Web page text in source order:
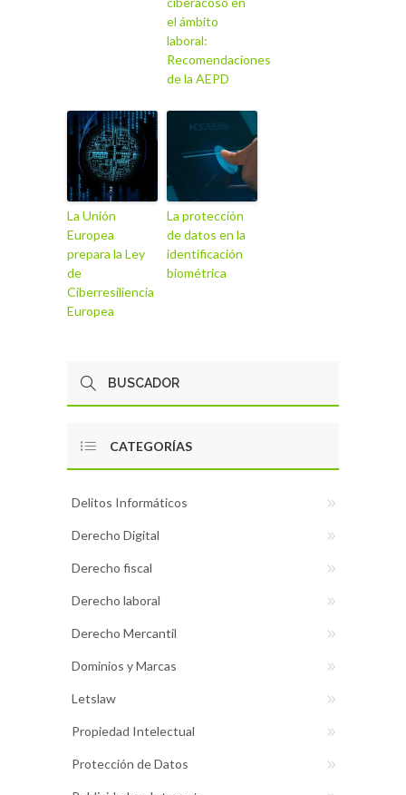
el ámbito
laboral:
Recomendaciones
de la AEPD
La Unión
Europea
prepara la Ley
de
Ciberresiliencia
Europea
La protección
de datos en la
identificación
biométrica
CATEGORÍAS
Delitos Informáticos
Derecho Digital
Derecho fiscal
Derecho laboral
Derecho Mercantil
Dominios y Marcas
Letslaw
Propiedad Intelectual
Protección de Datos